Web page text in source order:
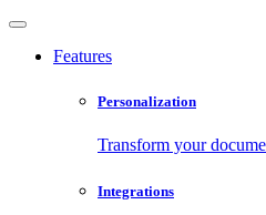
Features
Personalization
Transform your
Integrations